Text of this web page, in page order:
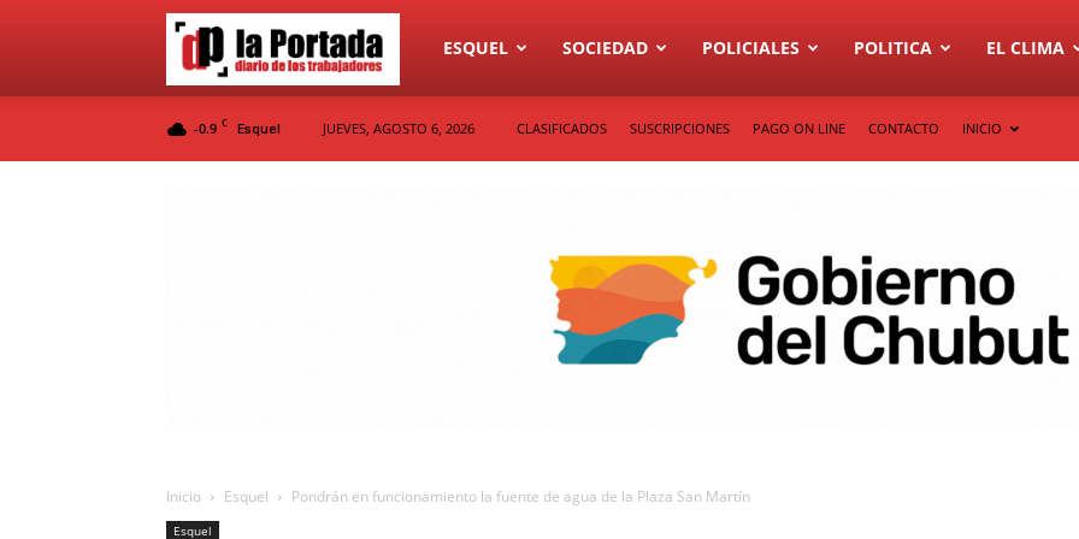
Diario
La
ESQUEL SOCIEDAD POLICIALES POLITICA EL CLIMA
-0.9 C Esquel JUEVES, AGOSTO 6, 2026 CLASIFICADOS SUSCRIPCIONES PAGO ON LINE CONTACTO INICIO
Inicio Esquel Pondrán en funcionamiento la fuente de agua de la Plaza San Martín
Esquel